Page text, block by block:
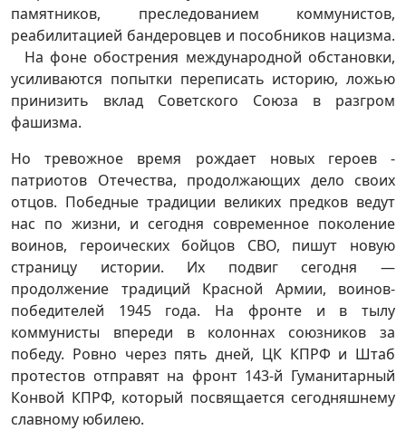
памятников, преследованием коммунистов,
реабилитацией бандеровцев и пособников нацизма.
На фоне обострения международной обстановки,
усиливаются попытки переписать историю, ложью
принизить вклад Советского Союза в разгром
фашизма.
Но тревожное время рождает новых героев -
патриотов Отечества, продолжающих дело своих
отцов. Победные традиции великих предков ведут
нас по жизни, и сегодня современное поколение
воинов, героических бойцов СВО, пишут новую
страницу истории. Их подвиг сегодня —
продолжение традиций Красной Армии, воинов-
победителей 1945 года. На фронте и в тылу
коммунисты впереди в колоннах союзников за
победу. Ровно через пять дней, ЦК КПРФ и Штаб
протестов отправят на фронт 143-й Гуманитарный
Конвой КПРФ, который посвящается сегодняшнему
славному юбилею.